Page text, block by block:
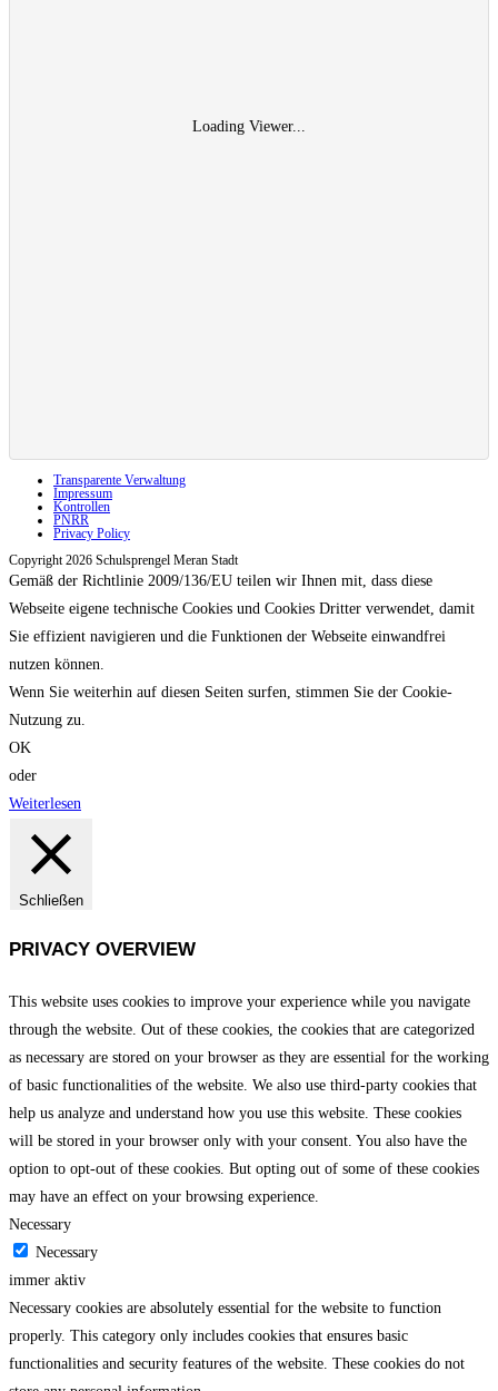
Loading Viewer...
Transparente Verwaltung
Impressum
Kontrollen
PNRR
Privacy Policy
Copyright 2026 Schulsprengel Meran Stadt
Gemäß der Richtlinie 2009/136/EU teilen wir Ihnen mit, dass diese
Webseite eigene technische Cookies und Cookies Dritter verwendet, damit
Sie effizient navigieren und die Funktionen der Webseite einwandfrei
nutzen können.
Wenn Sie weiterhin auf diesen Seiten surfen, stimmen Sie der Cookie-
Nutzung zu.
OK
oder
Weiterlesen
Schließen
PRIVACY OVERVIEW
This website uses cookies to improve your experience while you navigate
through the website. Out of these cookies, the cookies that are categorized
as necessary are stored on your browser as they are essential for the working
of basic functionalities of the website. We also use third-party cookies that
help us analyze and understand how you use this website. These cookies
will be stored in your browser only with your consent. You also have the
option to opt-out of these cookies. But opting out of some of these cookies
may have an effect on your browsing experience.
Necessary
Necessary
immer aktiv
Necessary cookies are absolutely essential for the website to function
properly. This category only includes cookies that ensures basic
functionalities and security features of the website. These cookies do not